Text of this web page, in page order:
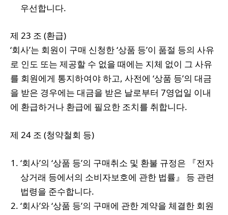
우선합니다.
제 23 조 (환급)
‘회사’는 회원이 구매 신청한 ‘상품 등’이 품절 등의 사유
로 인도 또는 제공할 수 없을 때에는 지체 없이 그 사유
를 회원에게 통지하여야 하고, 사전에 ‘상품 등’의 대금
을 받은 경우에는 대금을 받은 날로부터 7영업일 이내
에 환급하거나 환급에 필요한 조치를 취합니다.
제 24 조 (청약철회 등)
‘회사’의 ‘상품 등’의 구매취소 및 환불 규정은 『전자
상거래 등에서의 소비자보호에 관한 법률』 등 관련
법령을 준수합니다.
‘회사’와 ‘상품 등’의 구매에 관한 계약을 체결한 회원